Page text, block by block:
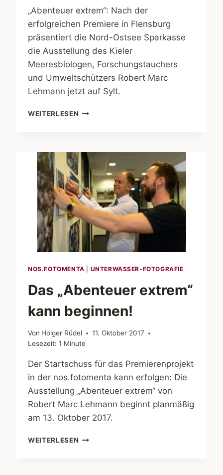
„Abenteuer extrem“: Nach der
erfolgreichen Premiere in Flensburg
präsentiert die Nord-Ostsee Sparkasse
die Ausstellung des Kieler
Meeresbiologen, Forschungstauchers
und Umweltschützers Robert Marc
Lehmann jetzt auf Sylt.
WEITERLESEN AUSSTELLUNG
ROBERT
MARC
LEHMANN
STARTET
AUF
SYLT
NOS.FOTOMENTA UNTERWASSER-FOTOGRAFIE
Das „Abenteuer extrem“
kann beginnen!
Von Holger Rüdel
11. Oktober 2017
Lesezeit: 1 Minute
Der Startschuss für das Premierenprojekt
in der nos.fotomenta kann erfolgen: Die
Ausstellung „Abenteuer extrem“ von
Robert Marc Lehmann beginnt planmäßig
am 13. Oktober 2017.
WEITERLESEN DAS